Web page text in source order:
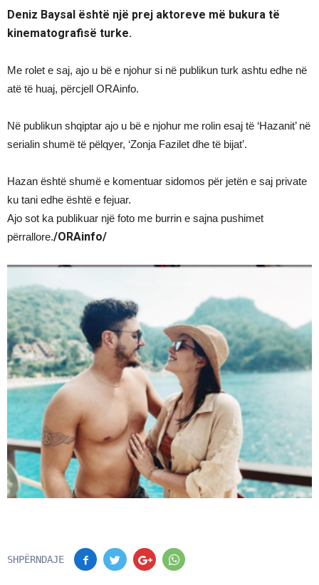
Deniz Baysal është një prej aktoreve më bukura të
kinematografisë turke.
Me rolet e saj, ajo u bë e njohur si në publikun turk ashtu edhe në
atë të huaj, përcjell ORAinfo.
Në publikun shqiptar ajo u bë e njohur me rolin esaj të ‘Hazanit’ në
serialin shumë të pëlqyer, ‘Zonja Fazilet dhe të bijat’.
Hazan është shumë e komentuar sidomos për jetën e saj private
ku tani edhe është e fejuar.
Ajo sot ka publikuar një foto me burrin e sajna pushimet
përrallore./ORAinfo/
SHPËRNDAJE